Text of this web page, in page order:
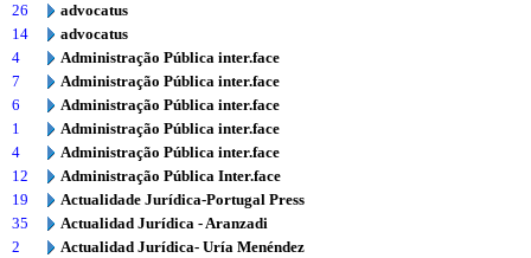
26
advocatus
14
advocatus
4
Administração Pública inter.face
7
Administração Pública inter.face
6
Administração Pública inter.face
1
Administração Pública inter.face
4
Administração Pública inter.face
12
Administração Pública Inter.face
19
Actualidade Jurídica-Portugal Press
35
Actualidad Jurídica - Aranzadi
2
Actualidad Jurídica- Uría Menéndez